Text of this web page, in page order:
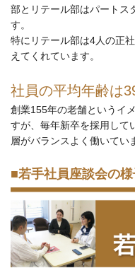
部とリテール部はパートス
す。
特にリテール部は4人の正
えてくれています。
社員の平均年齢は
創業155年の老舗というイ
すが、毎年新卒を採用して
層がバランスよく働いてい
■若手社員座談会の